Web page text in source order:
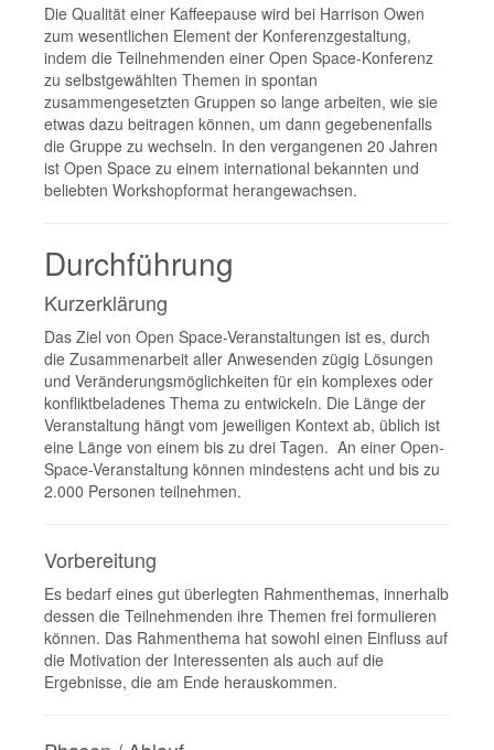
Die Qualität einer Kaffeepause wird bei Harrison Owen
zum wesentlichen Element der Konferenzgestaltung,
indem die Teilnehmenden einer Open Space-Konferenz
zu selbstgewählten Themen in spontan
zusammengesetzten Gruppen so lange arbeiten, wie sie
etwas dazu beitragen können, um dann gegebenenfalls
die Gruppe zu wechseln. In den vergangenen 20 Jahren
ist Open Space zu einem international bekannten und
beliebten Workshopformat herangewachsen.
Durchführung
Kurzerklärung
Das Ziel von Open Space-Veranstaltungen ist es, durch
die Zusammenarbeit aller Anwesenden zügig Lösungen
und Veränderungsmöglichkeiten für ein komplexes oder
konfliktbeladenes Thema zu entwickeln. Die Länge der
Veranstaltung hängt vom jeweiligen Kontext ab, üblich ist
eine Länge von einem bis zu drei Tagen. An einer Open-
Space-Veranstaltung können mindestens acht und bis zu
2.000 Personen teilnehmen.
Vorbereitung
Es bedarf eines gut überlegten Rahmenthemas, innerhalb
dessen die Teilnehmenden ihre Themen frei formulieren
können. Das Rahmenthema hat sowohl einen Einfluss auf
die Motivation der Interessenten als auch auf die
Ergebnisse, die am Ende herauskommen.